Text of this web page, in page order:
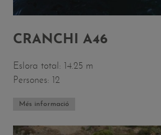
CRANCHI A46
Eslora total: 14.25 m
Persones: 12
Més informació